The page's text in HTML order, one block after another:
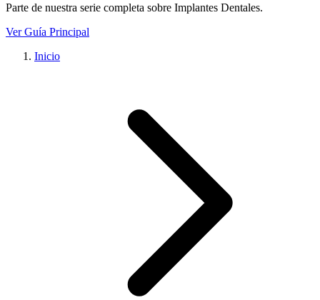
Parte de nuestra serie completa sobre Implantes Dentales.
Ver Guía Principal
Inicio